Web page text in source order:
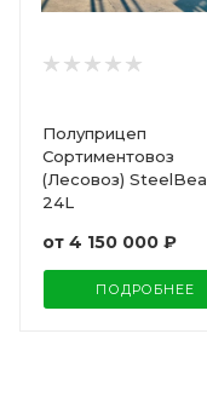
Полуприцеп
Сортиментовоз
(Лесовоз) SteelBear
24L
от 4 150 000 ₽
ПОДРОБНЕЕ